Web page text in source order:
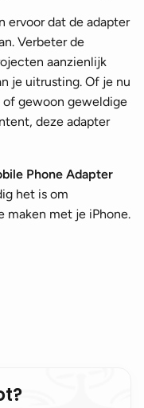
ervoor dat de adapter
Verbeter de
aanzienlijk
je uitrusting. Of je nu
of gewoon geweldige
deze adapter
Phone Adapter
het is om
maken met je iPhone.